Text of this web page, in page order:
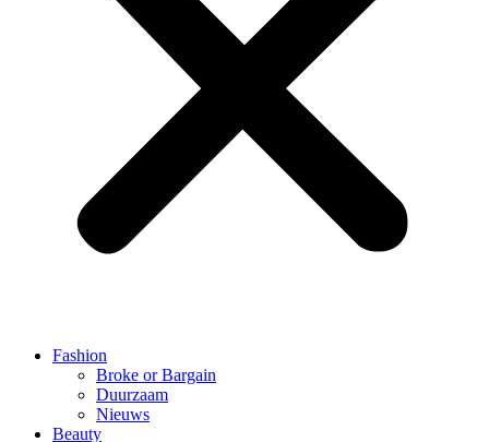
Fashion
Broke or Bargain
Duurzaam
Nieuws
Beauty